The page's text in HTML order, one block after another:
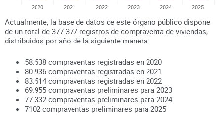
2020 2021 2022 2023 2024 2025
Actualmente, la base de datos de este órgano público dispone
de un total de 377.377 registros de compraventa de viviendas,
distribuidos por año de la siguiente manera:
58.538 compraventas registradas en 2020
80.936 compraventas registradas en 2021
83.514 compraventas registradas en 2022
69.955 compraventas preliminares para 2023
77.332 compraventas preliminares para 2024
7102 compraventas preliminares para 2025